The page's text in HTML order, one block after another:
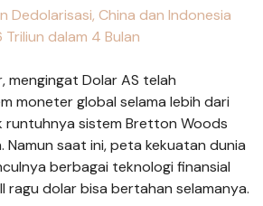
Dedolarisasi, China dan Indonesia
dalam 4 Bulan
mengingat Dolar AS telah
moneter global selama lebih dari
runtuhnya sistem Bretton Woods
saat ini, peta kekuatan dunia
berbagai teknologi finansial
ragu dolar bisa bertahan selamanya.